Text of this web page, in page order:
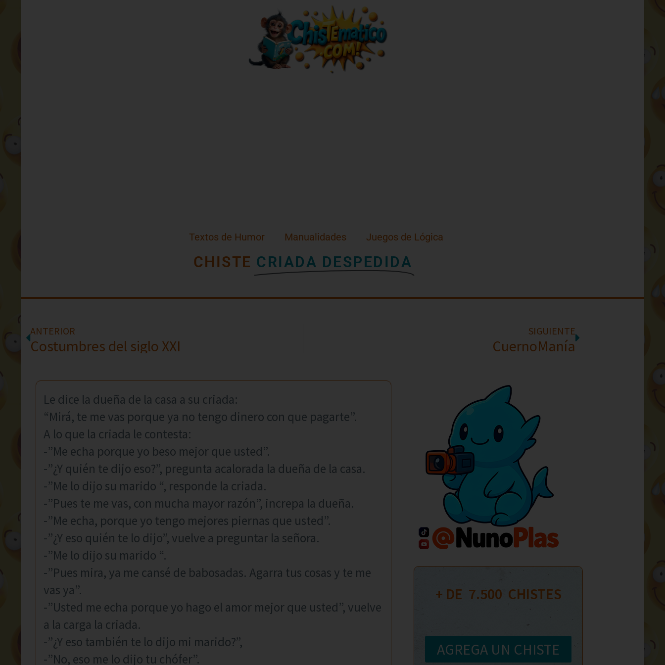
Textos de Humor Manualidades Juegos de Lógica
CHISTE CRIADA DESPEDIDA
ANTERIOR
Costumbres del siglo XXI
SIGUIENTE
CuernoManía
Le dice la dueña de la casa a su criada:
“Mirá, te me vas porque ya no tengo dinero con que pagarte”.
A lo que la criada le contesta:
-”Me echa porque yo beso mejor que usted”.
-”¿Y quién te dijo eso?”, pregunta acalorada la dueña de la casa.
-”Me lo dijo su marido “, responde la criada.
-”Pues te me vas, con mucha mayor razón”, increpa la dueña.
-”Me echa, porque yo tengo mejores piernas que usted”.
-”¿Y eso quién te lo dijo”, vuelve a preguntar la señora.
-”Me lo dijo su marido “.
-”Pues mira, ya me cansé de babosadas. Agarra tus cosas y te me
vas ya”.
-”Usted me echa porque yo hago el amor mejor que usted”, vuelve
a la carga la criada.
-”¿Y eso también te lo dijo mi marido?”,
-”No, eso me lo dijo tu chófer”.
+ DE 7.500
  CHISTES
AGREGA UN CHISTE